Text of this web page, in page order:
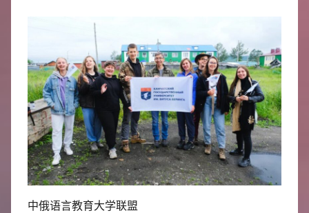
中俄语言教育大学联盟